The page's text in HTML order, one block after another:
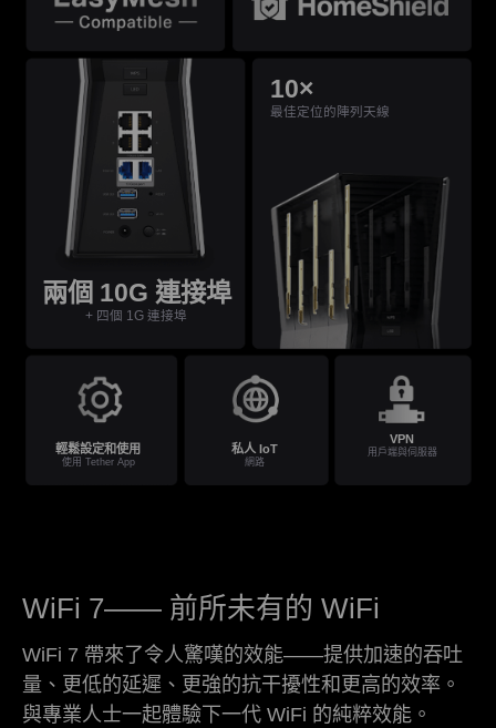
兩個 10G 連接埠
+ 四個 1G 連接埠
10×
最佳定位的陣列天線
輕鬆設定和使用
使用 Tether App
私人 IoT
網路
VPN
用戶端與伺服器
WiFi 7—— 前所未有的 WiFi
WiFi 7 帶來了令人驚嘆的效能——提供加速的吞吐
量、更低的延遲、更強的抗干擾性和更高的效率。
與專業人士一起體驗下一代 WiFi 的純粹效能。